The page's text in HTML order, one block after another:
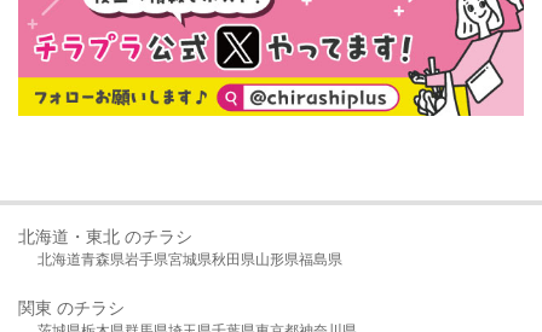
北海道・東北 のチラシ
北海道青森県岩手県宮城県秋田県山形県福島県
関東 のチラシ